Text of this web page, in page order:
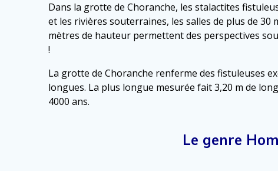
Dans la grotte de Choranche, les stalactites
et les rivières souterraines, les salles de plus de 30
mètres de hauteur permettent des perspectives
!
La grotte de Choranche renferme des fistuleuses
longues. La plus longue mesurée fait 3,20 m de
4000 ans.
Le genre